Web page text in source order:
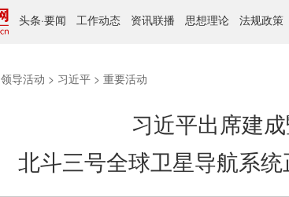
头条·要闻 工作动态 资讯联播 思想理论 法规政策
领导活动 > 习近平 > 重要活动
习近平出席建
北斗三号全球卫星导航系